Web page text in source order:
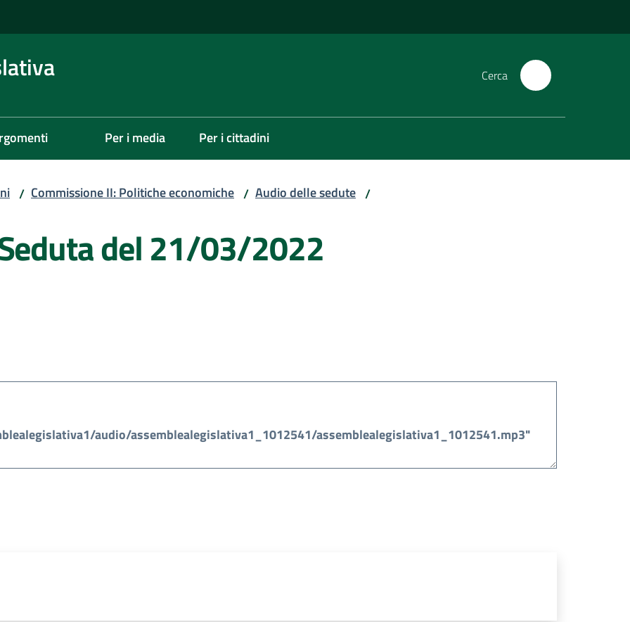
Cerca
Per i media Per i cittadini
/ Commissione II: Politiche economiche / Audio delle sedute /
del 21/03/2022